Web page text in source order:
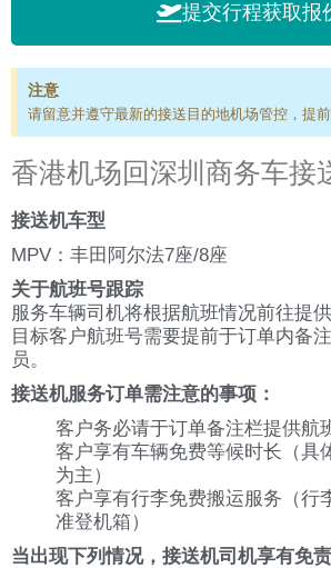
提交行程获取报
注意
请留意并遵守最新的接送目的地机场管控，提
香港机场回深圳商务车接
接送机车型
MPV：丰田阿尔法7座/8座
关于航班号跟踪
服务车辆司机将根据航班情况前往提
目标客户航班号需要提前于订单内备
员。
接送机服务订单需注意的事项：
客户务必请于订单备注栏提供航
客户享有车辆免费等候时长（具
为主）
客户享有行李免费搬运服务（行
准登机箱）
当出现下列情况，接送机司机享有免责